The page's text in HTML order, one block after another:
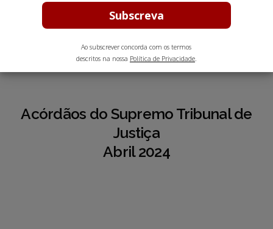
2 min leitura estimada
Acórdãos do Supremo Tribunal de
Justiça
Abril 2024
Ao subscrever concorda com os termos
descritos na nossa Política de Privacidade.